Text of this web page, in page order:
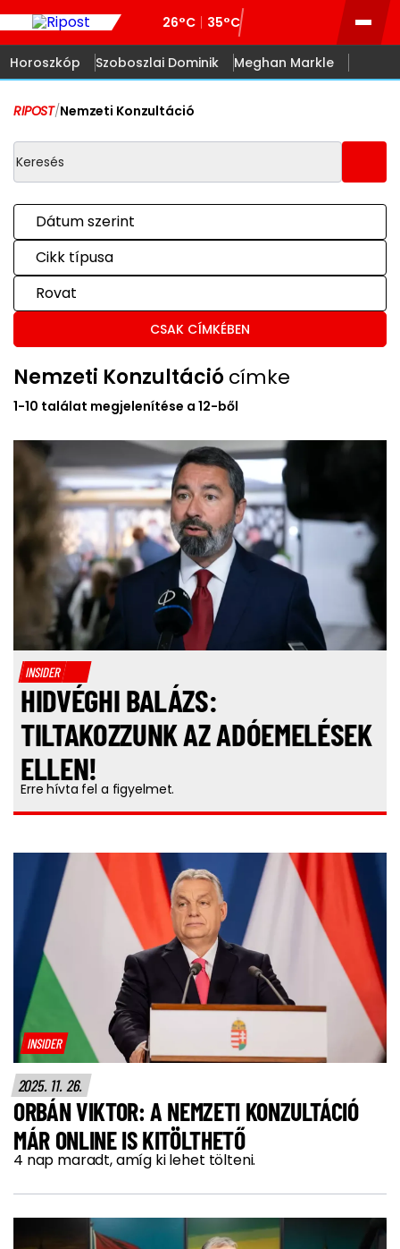
26°C 35°C
Horoszkóp Szoboszlai Dominik Meghan Markle
RIPOST/Nemzeti Konzultáció
Dátum szerint
Cikk típusa
Rovat
CSAK CÍMKÉBEN
Nemzeti Konzultációcímke
1-10 találat megjelenítése a 12-ből
INSIDER
HIDVÉGHI BALÁZS:
TILTAKOZZUNK AZ ADÓEMELÉSEK
ELLEN!
Erre hívta fel a figyelmet.
INSIDER
2025. 11. 26.
ORBÁN VIKTOR: A NEMZETI KONZULTÁCIÓ
MÁR ONLINE IS KITÖLTHETŐ
4 nap maradt, amíg ki lehet tölteni.